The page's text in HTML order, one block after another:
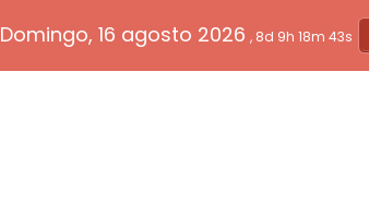
Domingo, 16 agosto 2026 , 8d 9h 18m 43s